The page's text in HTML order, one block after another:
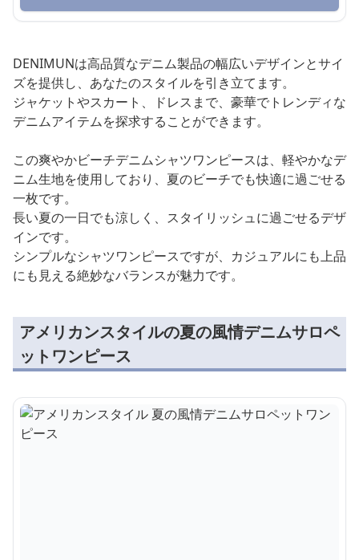
DENIMUNは高品質なデニム製品の幅広いデザインとサイ
ズを提供し、あなたのスタイルを引き立てます。
ジャケットやスカート、ドレスまで、豪華でトレンディな
デニムアイテムを探求することができます。
この爽やかビーチデニムシャツワンピースは、軽やかなデ
ニム生地を使用しており、夏のビーチでも快適に過ごせる
一枚です。
長い夏の一日でも涼しく、スタイリッシュに過ごせるデザ
インです。
シンプルなシャツワンピースですが、カジュアルにも上品
にも見える絶妙なバランスが魅力です。
アメリカンスタイルの夏の風情デニムサロペ
ットワンピース